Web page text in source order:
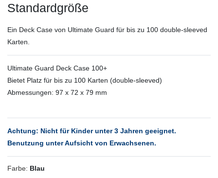
Standardgröße
Ein Deck Case von Ultimate Guard für bis zu 100 double-sleeved
Karten.
Ultimate Guard Deck Case 100+
Bietet Platz für bis zu 100 Karten (double-sleeved)
Abmessungen: 97 x 72 x 79 mm
Achtung: Nicht für Kinder unter 3 Jahren geeignet.
Benutzung unter Aufsicht von Erwachsenen.
Farbe: Blau